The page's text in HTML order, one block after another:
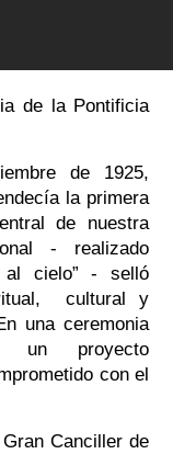
de la Pontificia
de 1925,
la primera
de nuestra
- realizado
al cielo” - selló
cultural y
una ceremonia
un proyecto
con el
Canciller de